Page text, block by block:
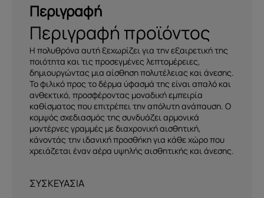
Περιγραφή
Περιγραφή προϊόντος
Η πολυθρόνα αυτή ξεχωρίζει για την εξαιρετική της
ποιότητα και τις προσεγμένες λεπτομέρειες,
δημιουργώντας μια αίσθηση πολυτέλειας και άνεσης.
Το φιλικό προς το δέρμα ύφασμά της είναι απαλό και
ανθεκτικό, προσφέροντας μοναδική εμπειρία
καθίσματος που επιτρέπει την απόλυτη ανάπαυση. Ο
κομψός σχεδιασμός της συνδυάζει αρμονικά
μοντέρνες γραμμές με διαχρονική αισθητική,
κάνοντάς την ιδανική προσθήκη για κάθε χώρο που
χρειάζεται έναν αέρα υψηλής αισθητικής και άνεσης.
ΣΥΣΚΕΥΑΣΙΑ